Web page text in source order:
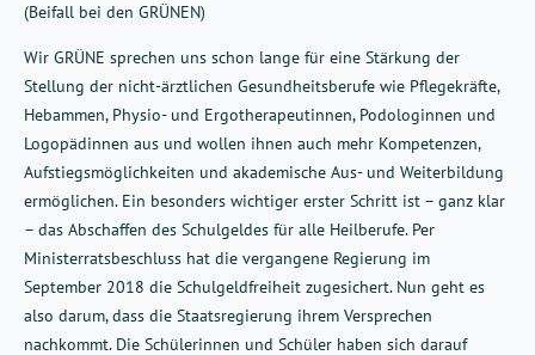
(Beifall bei den GRÜNEN)
Wir GRÜNE sprechen uns schon lange für eine Stärkung der
Stellung der nicht-ärztlichen Gesundheitsberufe wie Pflegekräfte,
Hebammen, Physio- und Ergotherapeutinnen, Podologinnen und
Logopädinnen aus und wollen ihnen auch mehr Kompetenzen,
Aufstiegsmöglichkeiten und akademische Aus- und Weiterbildung
ermöglichen. Ein besonders wichtiger erster Schritt ist – ganz klar
– das Abschaffen des Schulgeldes für alle Heilberufe. Per
Ministerratsbeschluss hat die vergangene Regierung im
September 2018 die Schulgeldfreiheit zugesichert. Nun geht es
also darum, dass die Staatsregierung ihrem Versprechen
nachkommt. Die Schülerinnen und Schüler haben sich darauf